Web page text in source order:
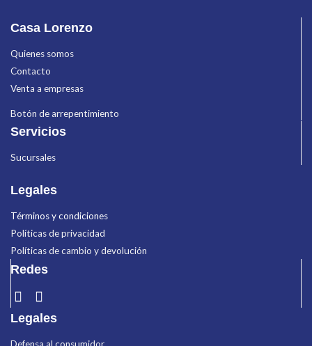
Casa Lorenzo
Quienes somos
Contacto
Venta a empresas
Botón de arrepentimiento
Servicios
Sucursales
Legales
Términos y condiciones
Políticas de privacidad
Políticas de cambio y devolución
Redes
Legales
Defensa al consumidor